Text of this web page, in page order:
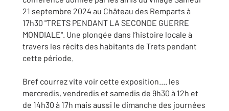
21 septembre 2024 au Château des Remparts à
17h30 "TRETS PENDANT LA SECONDE GUERRE
MONDIALE". Une plongée dans l’histoire locale à
travers les récits des habitants de Trets pendant
cette période.
Bref courrez vite voir cette exposition.... les
mercredis, vendredis et samedis de 9h30 à 12h et
de 14h30 à 17h mais aussi le dimanche des journées